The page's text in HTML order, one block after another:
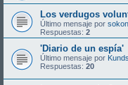
Los verdugos
Último mensaje por sokon
Respuestas: 2
'Diario de un espía'
Último mensaje por
Respuestas: 20